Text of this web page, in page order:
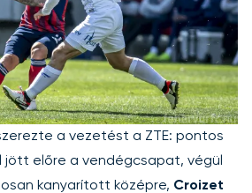
a vezetést a ZTE: pontos
jött előre a vendégcsapat, végül
kanyarított középre, Croizet